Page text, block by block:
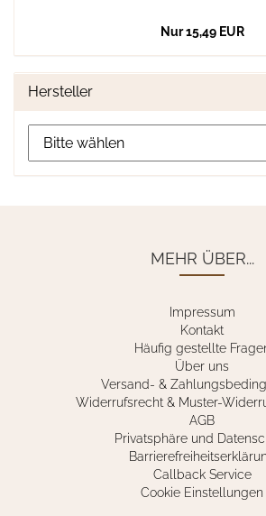
Nur 15,49 EUR
Hersteller
MEHR ÜBER...
Impressum
Kontakt
Häufig gestellte
Über uns
Versand- &
Widerrufsrecht & Muster-
AGB
Privatsphäre und
Callback Service
Cookie Einstellungen